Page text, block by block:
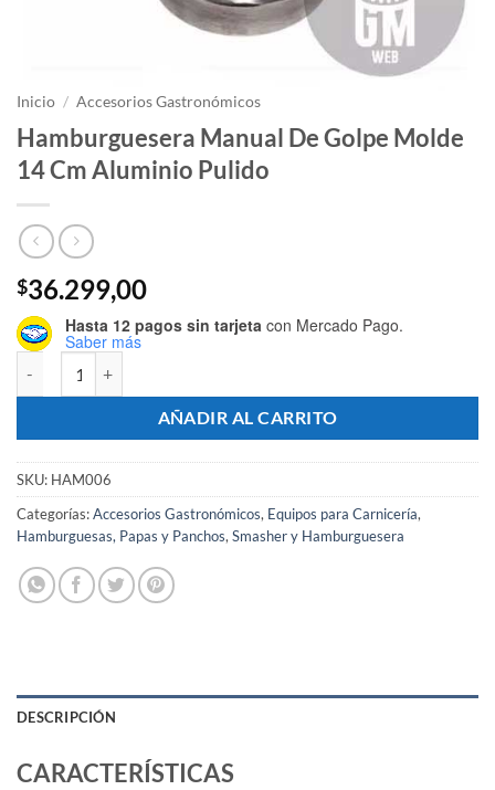
Inicio / Accesorios Gastronómicos
Hamburguesera Manual De Golpe Molde
14 Cm Aluminio Pulido
$36.299,00
Hasta 12 pagos sin tarjeta con Mercado Pago.
Saber más
AÑADIR AL CARRITO
SKU: HAM006
Categorías:Accesorios Gastronómicos, Equipos para Carnicería,
Hamburguesas, Papas y Panchos,Smasher y Hamburguesera
DESCRIPCIÓN
CARACTERÍSTICAS